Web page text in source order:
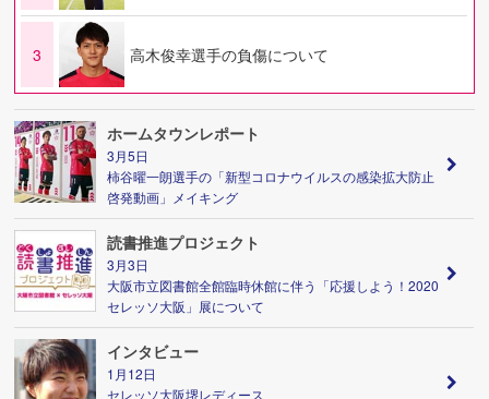
3 高木俊幸選手の負傷について
ホームタウンレポート
3月5日
柿谷曜一朗選手の「新型コロナウイルスの感染拡大防止
啓発動画」メイキング
読書推進プロジェクト
3月3日
大阪市立図書館全館臨時休館に伴う「応援しよう！2020
セレッソ大阪」展について
インタビュー
1月12日
セレッソ大阪堺レディース